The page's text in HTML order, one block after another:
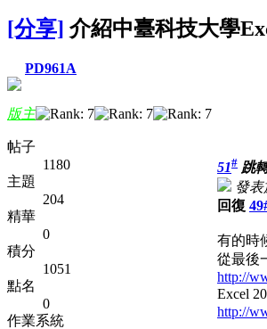
[分享] 介紹中臺科技大學
PD961A
版主
帖子
1180
主題
204
精華
0
積分
1051
點名
0
作業系統
51# 跳
發表
回復
有的時
從最後
http://
Excel
http://